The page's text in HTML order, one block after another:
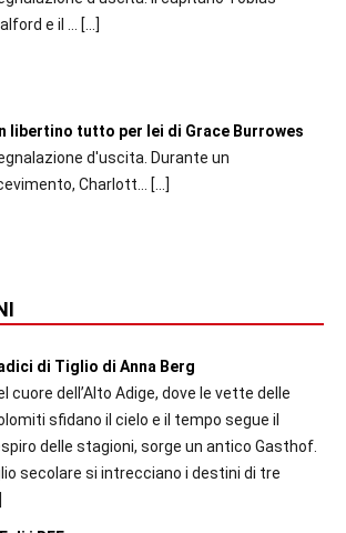
e il ...
[…]
libertino tutto per lei di Grace Burrowes
d'uscita. Durante un
Charlott... […]
di Tiglio di Anna Berg
cuore dell’Alto Adige, dove le vette delle
sfidano il cielo e il tempo segue il
delle stagioni, sorge un antico Gasthof.
secolare si intrecciano i destini di tre